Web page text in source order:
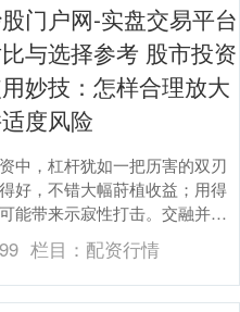
门户网-实盘交易平台
与选择参考 股市投资
妙技：怎样合理放大
度风险
中，杠杆犹如一把历害的双刃
，不错大幅莳植收益；用得
能带来示寂性打击。交融并掌
的中枢妙技，是老练投资者分
户的难....
栏目： 配资行情